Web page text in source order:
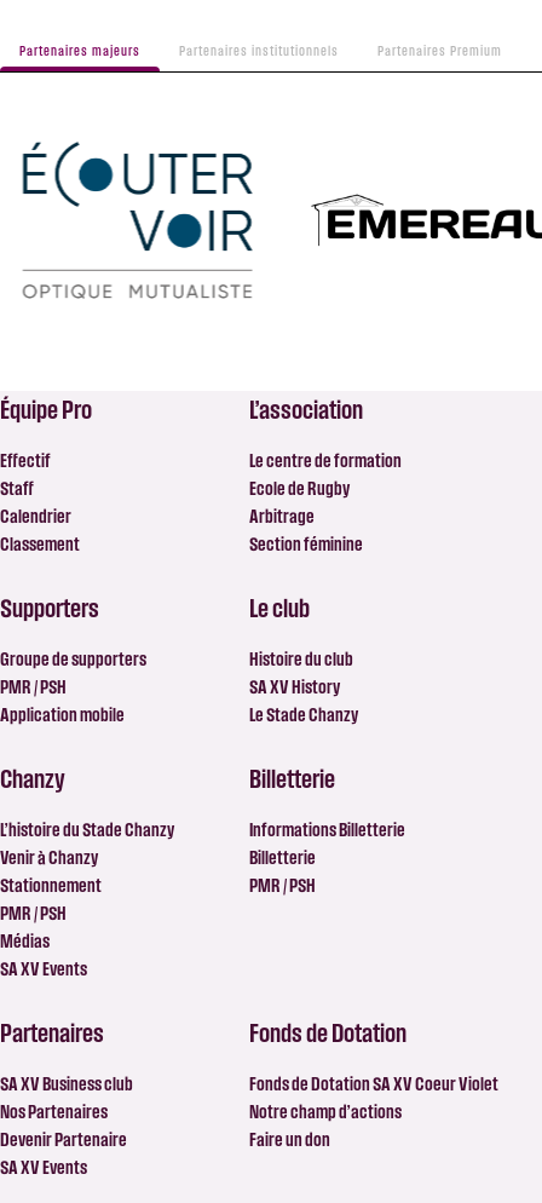
Partenaires majeurs Partenaires institutionnels Partenaires Premium
Équipe Pro
Effectif
Staff
Calendrier
Classement
L’association
Le centre de formation
Ecole de Rugby
Arbitrage
Section féminine
Supporters
Groupe de supporters
PMR / PSH
Application mobile
Le club
Histoire du club
SA XV History
Le Stade Chanzy
Chanzy
L’histoire du Stade Chanzy
Venir à Chanzy
Stationnement
PMR / PSH
Médias
SA XV Events
Billetterie
Informations Billetterie
Billetterie
PMR / PSH
Partenaires
SA XV Business club
Nos Partenaires
Devenir Partenaire
SA XV Events
Fonds de Dotation
Fonds de Dotation SA XV Coeur Violet
Notre champ d’actions
Faire un don